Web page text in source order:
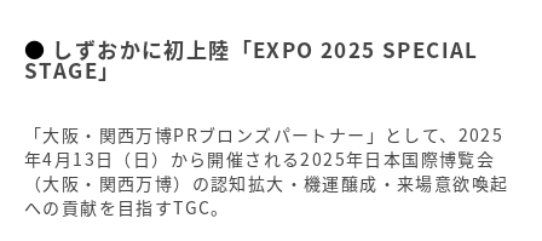
しずおかに初上陸「EXPO 2025 SPECIAL
STAGE」
「⼤阪・関⻄万博PRブロンズパートナー」として、2025
年4月13日（日）から開催される2025年日本国際博覧会
（大阪・関西万博）の認知拡大・機運醸成・来場意欲喚起
への貢献を目指すTGC。